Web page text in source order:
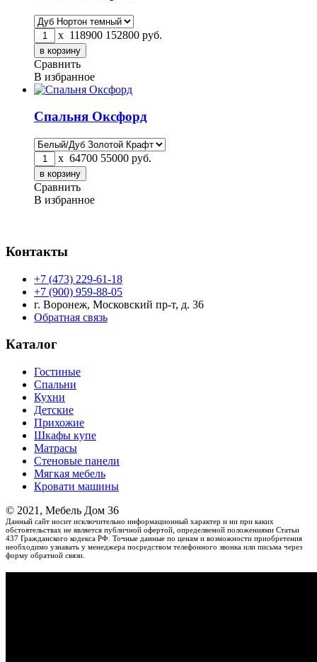
x 118900 152800 руб.
Сравнить
В избранное
Спальня Оксфорд
x 64700 55000 руб.
Сравнить
В избранное
Контакты
+7 (473) 229-61-18
+7 (900) 959-88-05
г. Воронеж, Московский пр-т, д. 36
Обратная связь
Каталог
Гостиные
Спальни
Кухни
Детские
Прихожие
Шкафы купе
Матрасы
Стеновые панели
Мягкая мебель
Кровати машины
© 2021, Мебель Дом 36
Данный сайт носит исключительно информационный характер и ни при каких
обстоятельствах не является публичной офертой, определяемой положениями Статьи
437 Гражданского кодекса РФ. Точные данные по ценам и возможности приобретения
необходимо узнавать у менеджера посредством телефонного звонка или письма через
форму обратной связи.